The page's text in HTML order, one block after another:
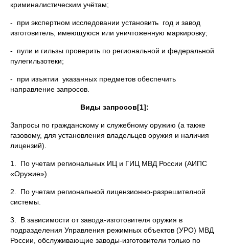
криминалистическим учётам;
- при экспертном исследовании установить год и завод
изготовитель, имеющуюся или уничтоженную маркировку;
- пули и гильзы проверить по региональной и федеральной
пулегильзотеки;
- при изъятии указанных предметов обеспечить
направление запросов.
Виды запросов[1]:
Запросы по гражданскому и служебному оружию (а также
газовому, для установления владельцев оружия и наличия
лицензий).
1. По учетам региональных ИЦ и ГИЦ МВД России (АИПС
«Оружие»).
2. По учетам региональной лицензионно-разрешителной
системы.
3. В зависимости от завода-изготовителя оружия в
подразделения Управления режимных объектов (УРО) МВД
России, обслуживающие заводы-изготовители только по